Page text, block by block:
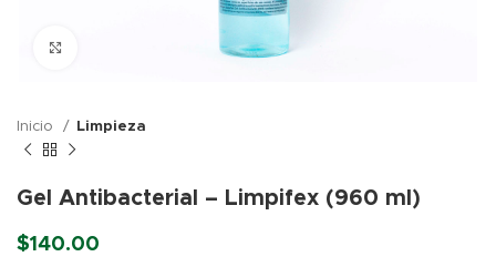
Click para agrandar
Inicio Limpieza
Gel Antibacterial – Limpifex (960 ml)
$140.00